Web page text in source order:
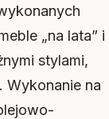
„na lata” i
stylami,
Wykonanie na